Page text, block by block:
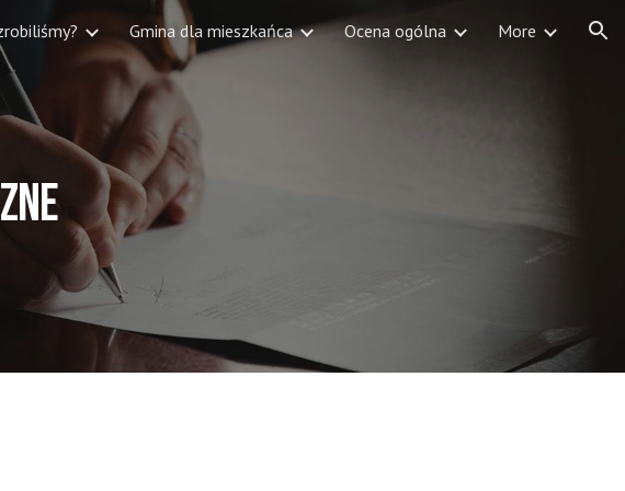
Skip to navigationGmina dla mieszkańca Ocena ogólna More